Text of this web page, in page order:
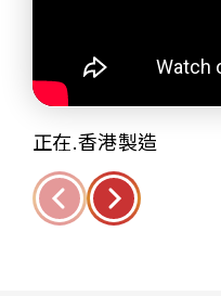
正在.香港製造